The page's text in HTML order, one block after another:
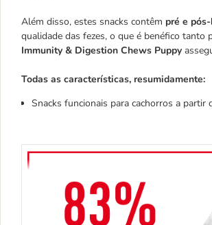
Além disso, estes snacks contêm pré e
qualidade das fezes, o que é benéfico
Immunity & Digestion Chews Puppy
Todas as características, resumidamente:
Snacks funcionais para cachorros a partir